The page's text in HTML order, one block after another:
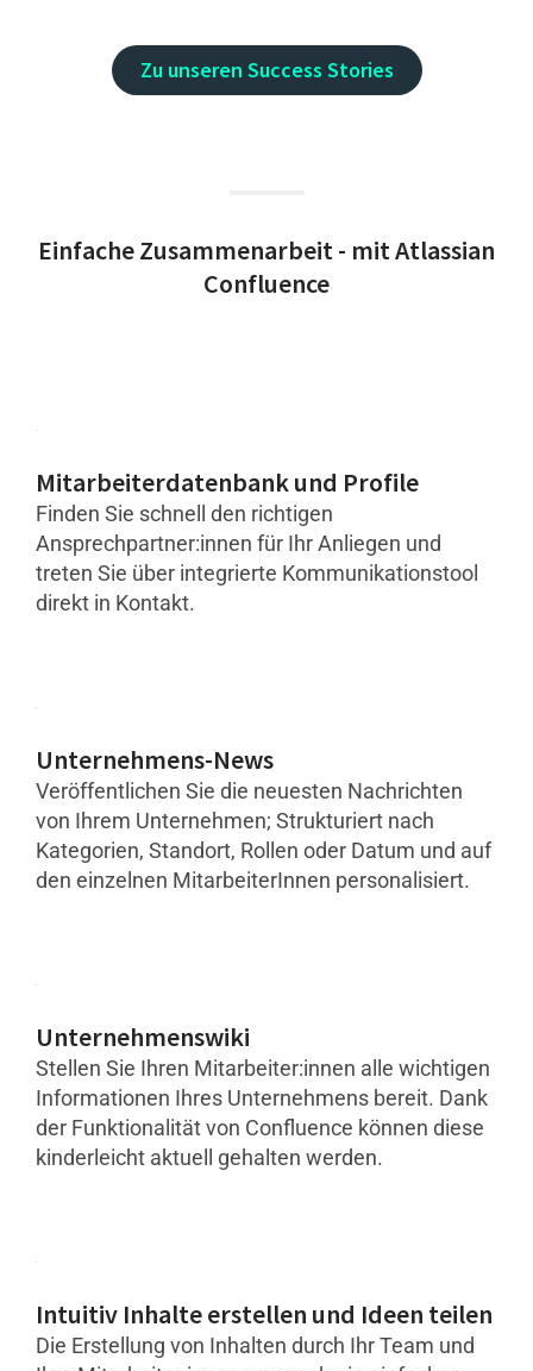
Zu unseren Success Stories
Einfache Zusammenarbeit - mit Atlassian
Confluence
Mitarbeiterdatenbank und Profile
Finden Sie schnell den richtigen
Ansprechpartner:innen für Ihr Anliegen und
treten Sie über integrierte Kommunikationstool
direkt in Kontakt.
Unternehmens-News
Veröffentlichen Sie die neuesten Nachrichten
von Ihrem Unternehmen; Strukturiert nach
Kategorien, Standort, Rollen oder Datum und auf
den einzelnen MitarbeiterInnen personalisiert.
Unternehmenswiki
Stellen Sie Ihren Mitarbeiter:innen alle wichtigen
Informationen Ihres Unternehmens bereit. Dank
der Funktionalität von Confluence können diese
kinderleicht aktuell gehalten werden.
Intuitiv Inhalte erstellen und Ideen teilen
Die Erstellung von Inhalten durch Ihr Team und